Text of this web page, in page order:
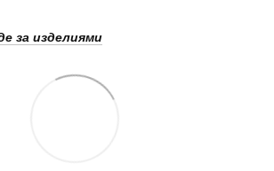
за изделиями